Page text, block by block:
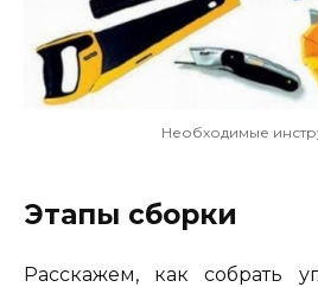
Необходимые
Этапы сборки
Расскажем, как собрать